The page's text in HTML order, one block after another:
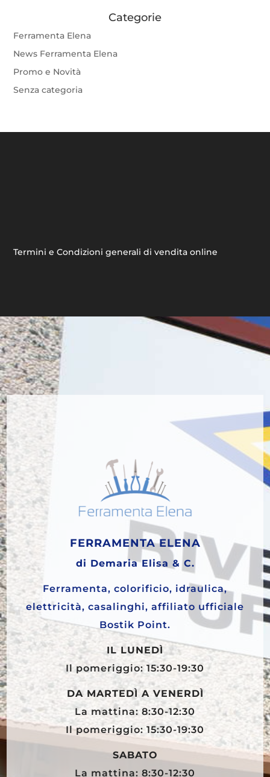
Categorie
Ferramenta Elena
News Ferramenta Elena
Promo e Novità
Senza categoria
Termini e Condizioni generali di vendita online
FERRAMENTA ELENA
di Demaria Elisa & C.
Ferramenta, colorificio, idraulica,
elettricità, casalinghi, affiliato ufficiale
Bostik Point.
IL LUNEDÌ
Il pomeriggio: 15:30-19:30
DA MARTEDÌ A VENERDÌ
La mattina: 8:30-12:30
Il pomeriggio: 15:30-19:30
SABATO
La mattina: 8:30-12:30